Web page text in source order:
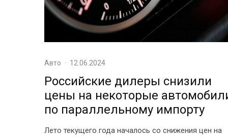
Авто · 12.06.2024
Российские дилеры снизили
цены на некоторые
по параллельному импорту
Лето текущего года началось со снижения цен на